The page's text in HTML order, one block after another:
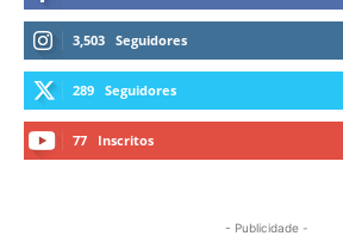
3,503 Seguidores
289 Seguidores
77 Inscritos
- Publicidade -